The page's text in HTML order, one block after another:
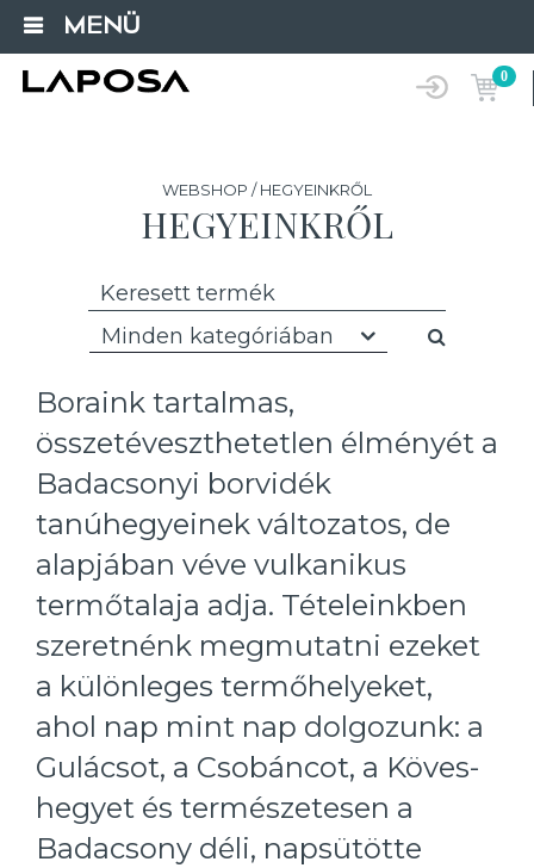
MENÜ
0
WEBSHOP / HEGYEINKRŐL
HEGYEINKRŐL
Minden kategóriában
Boraink tartalmas,
összetéveszthetetlen élményét a
Badacsonyi borvidék
tanúhegyeinek változatos, de
alapjában véve vulkanikus
termőtalaja adja. Tételeinkben
szeretnénk megmutatni ezeket
a különleges termőhelyeket,
ahol nap mint nap dolgozunk: a
Gulácsot, a Csobáncot, a Köves-
hegyet és természetesen a
Badacsony déli, napsütötte